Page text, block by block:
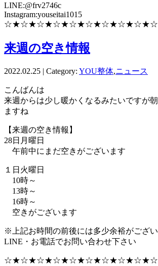
LINE:@frv2746c
Instagram:youseitai1015
来週の空き情報
2022.02.25 | Category: YOU整体,ニュース
こんばんは
来週からは少し暖かくなるみたいですが
ますね
【来週の空き情報】
28日月曜日
午前中にまだ空きがございます
１日火曜日
10時～
13時～
16時～
空きがございます
※上記お時間の前後には多少余裕がござ
LINE・お電話でお問い合わせ下さい